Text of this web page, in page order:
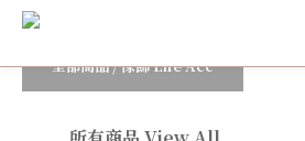
全部商品/傢飾 Life Acc